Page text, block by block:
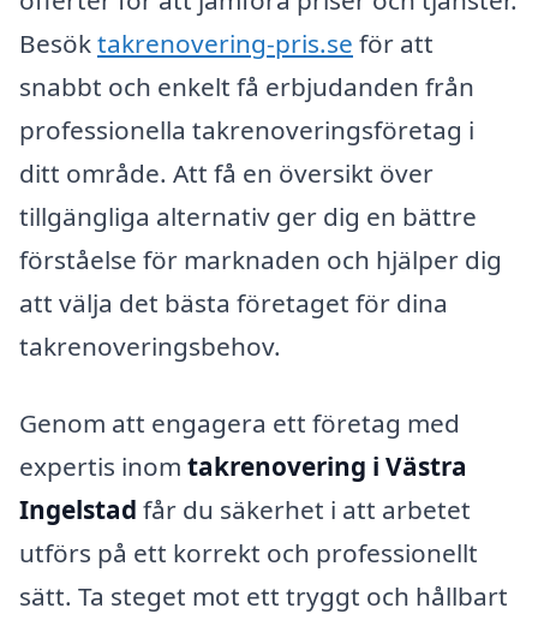
Besöktakrenovering-pris.se för att
snabbt och enkelt få erbjudanden från
professionella takrenoveringsföretag i
ditt område. Att få en översikt över
tillgängliga alternativ ger dig en bättre
förståelse för marknaden och hjälper dig
att välja det bästa företaget för dina
takrenoveringsbehov.
Genom att engagera ett företag med
expertis inom takrenovering i Västra
Ingelstad får du säkerhet i att arbetet
utförs på ett korrekt och professionellt
sätt. Ta steget mot ett tryggt och hållbart